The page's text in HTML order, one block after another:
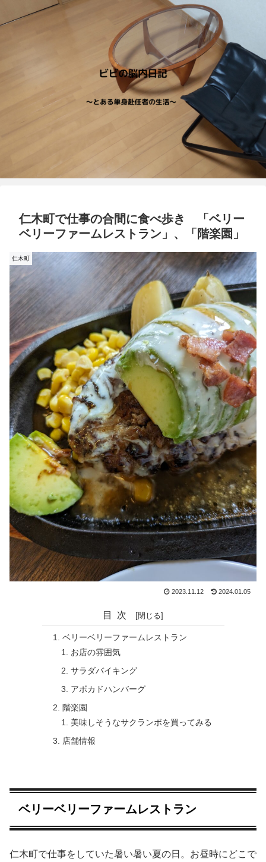
仁木町で仕事の合間に食べ歩き 「ベリー
ベリーファームレストラン」、「階楽園」
仁木町
2023.11.12 2024.01.05
目次
ベリーベリーファームレストラン
お店の雰囲気
サラダバイキング
アボカドハンバーグ
階楽園
美味しそうなサクランボを買ってみる
店舗情報
ベリーベリーファームレストラン
仁木町で仕事をしていた暑い暑い夏の日。お昼時にどこで